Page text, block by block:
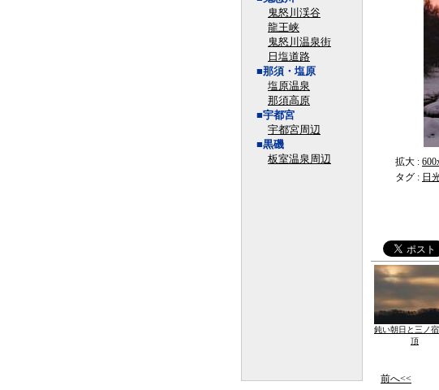
鬼怒川渓谷
龍王峡
鬼怒川温泉街
日塩道路
■那須・塩原
塩原温泉
那須高原
■宇都宮
宇都宮周辺
■黒磯
板室温泉周辺
拡大 :
タグ : 日
鈍い朝日と三ノ
頂
前へ<<